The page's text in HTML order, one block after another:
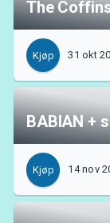
The
Kjøp 31 okt
BABIAN +
Kjøp 14 nov